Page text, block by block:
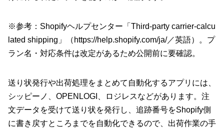
※参考：Shopifyヘルプセンター「Third-party carrier-calcu
lated shipping」（ https://help.shopify.com/ja/／英語）。プ
ラン名・対応条件は改定があるため公開前に要確認。
送り状発行や出荷処理をまとめて自動化するアプリには、
シッピーノ、OPENLOGI、ロジレスなどがあります。注
文データを受けて送り状を発行し、追跡番号をShopify側
に書き戻すところまでを自動化できるので、出荷作業の手